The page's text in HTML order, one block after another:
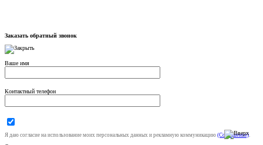
Заказать обратный звонок
Ваше имя
Контактный телефон
Я даю согласие на использование моих персональных данных и рекламную коммуникацию (Соглашение).